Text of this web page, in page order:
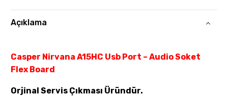
Açıklama
Casper Nirvana A15HC Usb Port – Audio Soket
Flex Board
Orjinal Servis Çıkması Üründür.